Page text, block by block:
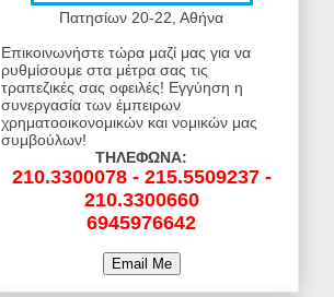
Πατησίων 20-22, Αθήνα
Επικοινωνήστε τώρα μαζί μας για να
ρυθμίσουμε στα μέτρα σας τις
τραπεζικές σας οφειλές! Εγγύηση η
συνεργασία των έμπειρων
χρηματοοικονομικών και νομικών μας
συμβούλων!
ΤΗΛΕΦΩΝΑ:
210.3300078 - 215.5509237 -
210.3300660
6945976642